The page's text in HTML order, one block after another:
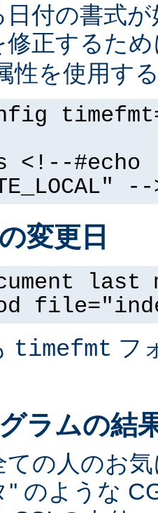
日付の書式
修正するた
性を使用す
<!--#echo
--
変更日
timefmt フ
ラムの結
ての人のお
'' のような